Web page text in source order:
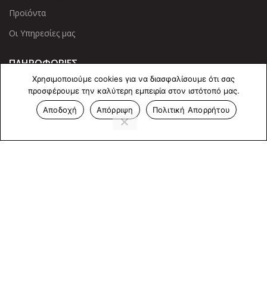
Προϊόντα
Οι Υπηρεσίες μας
ΠΛΗΡΟΦΟΡΙΕΣ
Πολιτική Απορρήτου
Cookies
Χρησιμοποιούμε cookies για να διασφαλίσουμε ότι σας
προσφέρουμε την καλύτερη εμπειρία στον ιστότοπό μας.
Αποδοχή
Απόρριψη Πολιτική Απορρήτου